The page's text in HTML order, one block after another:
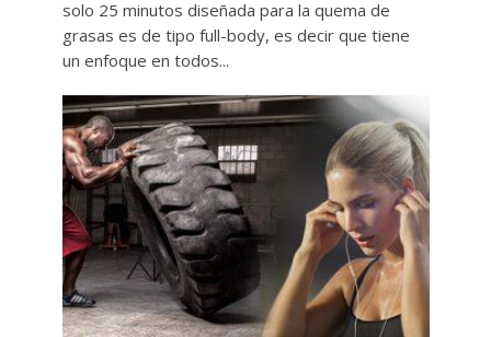
solo 25 minutos diseñada para la quema de
grasas es de tipo full-body, es decir que tiene
un enfoque en todos...